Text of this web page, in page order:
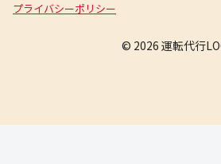
プライバシーポリシー
© 2026 運転代行